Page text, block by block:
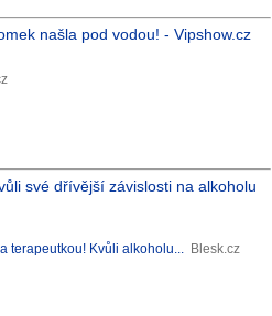
našla pod vodou! - Vipshow.cz
své dřívější závislosti na alkoholu
terapeutkou! Kvůli alkoholu... Blesk.cz